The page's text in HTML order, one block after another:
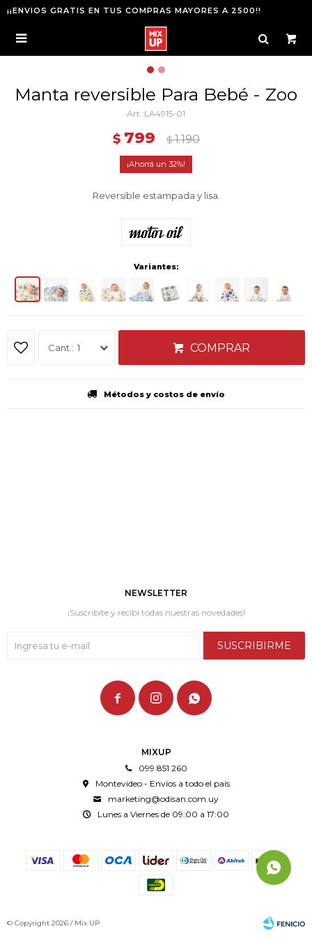
¡¡ENVIOS GRATIS EN TUS COMPRAS MAYORES A 2500!!

Manta reversible Para Bebé - Zoo
LA4915-01
$ 799 $ 1.190
32
Reversible estampada y lisa.
Variantes:
1 COMPRAR
Métodos y costos de envío
MIXUP
099 851 260
Montevideo - Envíos a todo el país
marketing@odisan.com.uy
Lunes a Viernes de 09:00 a 17:00
NEWSLETTER
¡Suscribite y recibí todas nuestras novedades!
SUSCRIBIRME
  
© Copyright 2026 / Mix UP